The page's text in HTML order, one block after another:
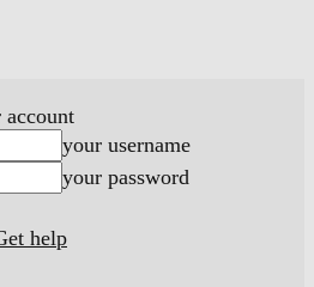
your username
your password
help